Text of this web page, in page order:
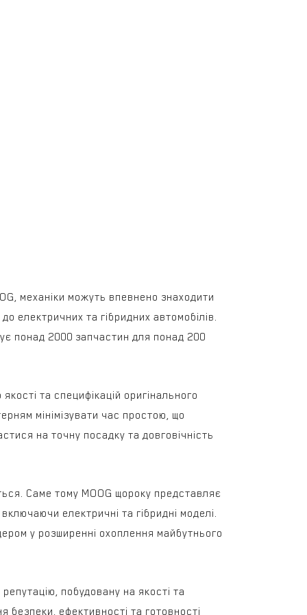
механіки можуть впевнено знаходити
електричних та гібридних автомобілів.
понад 2000 запчастин для понад 200
та специфікацій оригінального
мінімізувати час простою, що
на точну посадку та довговічність
Саме тому MOOG щороку представляє
електричні та гібридні моделі.
у розширенні охоплення майбутнього
побудовану на якості та
безпеки, ефективності та готовності